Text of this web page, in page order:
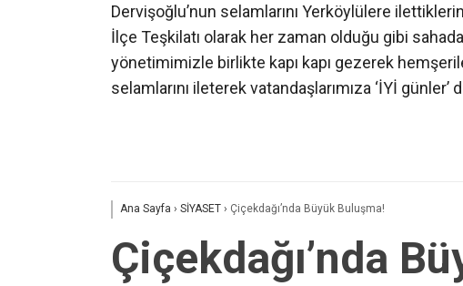
Dervişoğlu’nun selamlarını Yerköylülere
İlçe Teşkilatı olarak her zaman olduğu gibi
yönetimimizle birlikte kapı kapı gezerek
selamlarını ileterek vatandaşlarımıza ‘İYİ günler’
Ana Sayfa › SİYASET › Çiçekdağı’nda Büyük Buluşma!
Çiçekdağı’nda